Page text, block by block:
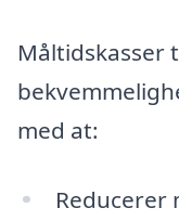
Måltidskasser
med at:
Reducerer